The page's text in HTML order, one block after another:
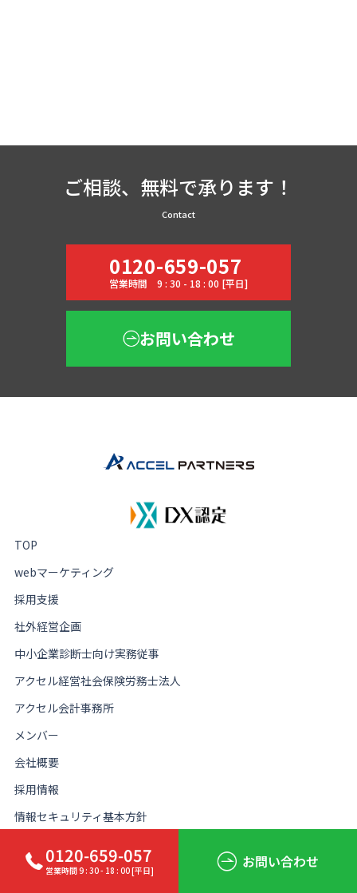
0120-659-057
営業時間 9 : 30 - 18 : 00 [平日] お問い合わせ
ご相談、無料で承ります！
Contact
0120-659-057
営業時間 9 : 30 - 18 : 00 [平日]
お問い合わせ
TOP
webマーケティング
採用支援
社外経営企画
中小企業診断士向け実務従事
アクセル経営社会保険労務士法人
アクセル会計事務所
メンバー
会社概要
採用情報
情報セキュリティ基本方針
名古屋事務所
愛知県名古屋市中村区椿町12番8号 椿町ビル4B